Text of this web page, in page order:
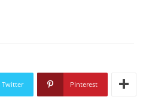
Twitter Pinterest